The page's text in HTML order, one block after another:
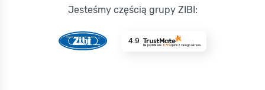
Jesteśmy częścią grupy ZIBI:
4.9
Na podstawie 8715opinii z całego okresu